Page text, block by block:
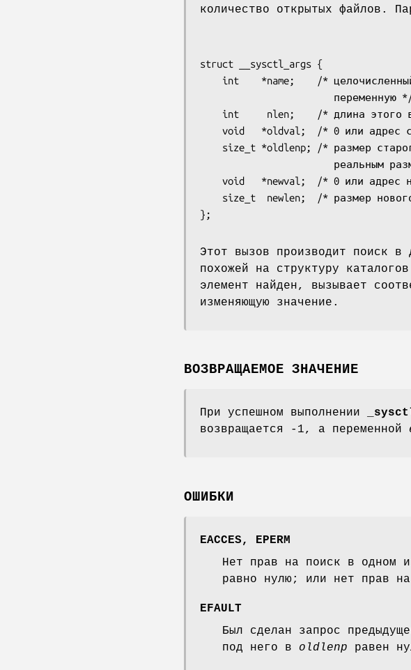
количество открытых файлов.
struct __sysctl_args {
Этот вызов производит поиск в
похожей на структуру каталогов
элемент найден, вызывает
изменяющую значение.
ВОЗВРАЩАЕМОЕ ЗНАЧЕНИЕ
При успешном выполнении
возвращается -1, а переменной
ОШИБКИ
EACCES, EPERM
Нет прав на поиск в одном
равно нулю; или нет прав
EFAULT
Был сделан запрос
под него в oldlenp равен